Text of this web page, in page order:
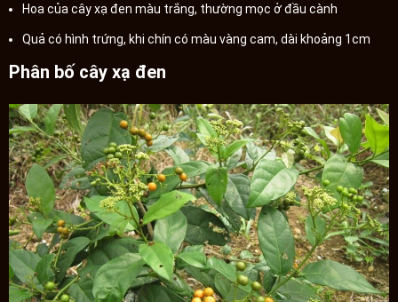
Hoa của cây xạ đen màu trắng, thường mọc ở đầu cành
Quả có hình trứng, khi chín có màu vàng cam, dài khoảng 1cm
Phân bố cây xạ đen